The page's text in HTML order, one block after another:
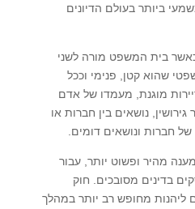
ביותר בעולם הדיונים
בית המשפט מורה לשני
שהוא קטן, פנימי וככל
מוגנת, מעמדו של אדם
נושאים בין חברות או
של חברות ונושאים דומים.
מהיר ופשוט יותר, עבור
בדינים מסובכים. חוק
מחופש רב יותר במהלך